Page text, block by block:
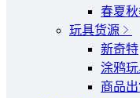
春夏
玩具货源
新奇特
涂鸦
商品